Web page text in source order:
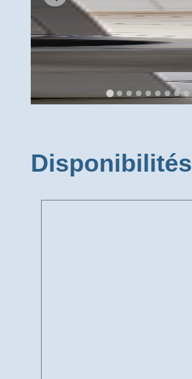
Disponibilités